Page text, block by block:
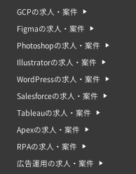
GCPの求人・案件
Figmaの求人・案件
Photoshopの求人・案件
Illustratorの求人・案件
WordPressの求人・案件
Salesforceの求人・案件
Tableauの求人・案件
Apexの求人・案件
RPAの求人・案件
広告運用の求人・案件